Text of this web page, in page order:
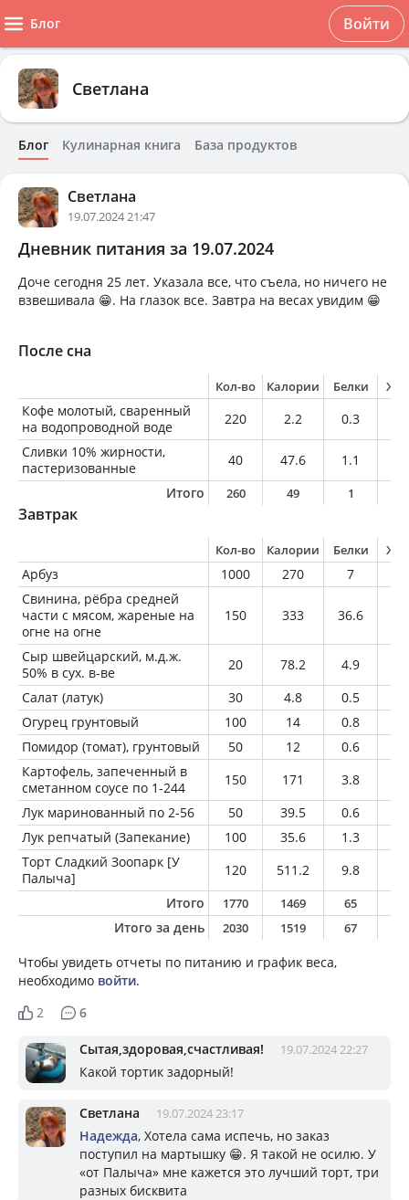
Блог Войти
Светлана
Блог Кулинарная книга База продуктов
Светлана
19.07.2024 21:47
Дневник питания за 19.07.2024
Доче сегодня 25 лет. Указала все, что съела, но ничего не
взвешивала 😁. На глазок все. Завтра на весах увидим 😁
После сна
Кол-во Калории Белки
Кофе молотый, сваренный
на водопроводной воде
220 2.2 0.3
Сливки 10% жирности,
пастеризованные
40 47.6 1.1
Итого
260 49 1
Завтрак
Кол-во Калории Белки
Арбуз 1000 270 7
Свинина, рёбра средней
части с мясом, жареные на
огне на огне
150 333 36.6
Сыр швейцарский, м.д.ж.
50% в сух. в-ве
20 78.2 4.9
Салат (латук)
30 4.8 0.5
Огурец грунтовый
100 14 0.8
Помидор (томат), грунтовый
50 12 0.6
Картофель, запеченный в
сметанном соусе по 1-244
150 171 3.8
Лук маринованный по 2-56
50 39.5 0.6
Лук репчатый (Запекание)
100 35.6 1.3
Торт Сладкий Зоопарк [У
Палыча]
120 511.2 9.8
Итого
1770 1469 65
Итого за день 2030 1519 67
Чтобы увидеть отчеты по питанию и график веса,
необходимо войти.
2
6
Сытая,здоровая,счастливая! 19.07.2024 22:27
Какой тортик задорный!
Светлана 19.07.2024 23:17
Надежда, Хотела сама испечь, но заказ
поступил на мартышку 😁. Я такой не осилю. У
«от Палыча» мне кажется это лучший торт, три
разных бисквита